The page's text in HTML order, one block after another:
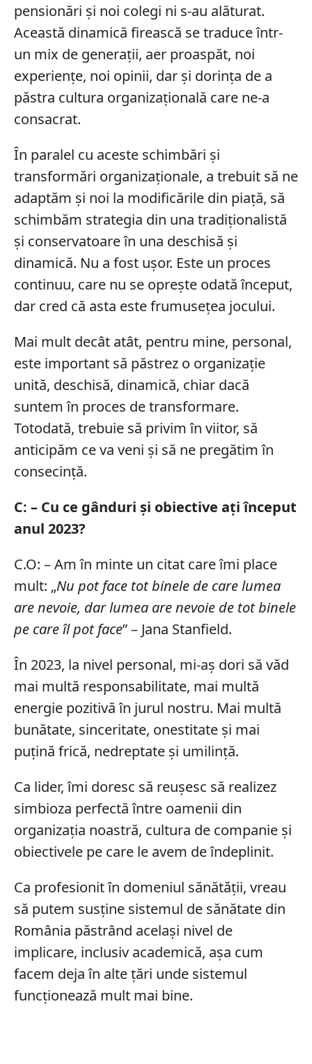
pensionări și noi colegi ni s-au alăturat.
Această dinamică firească se traduce într-
un mix de generații, aer proaspăt, noi
experiențe, noi opinii, dar și dorința de a
păstra cultura organizațională care ne-a
consacrat.
În paralel cu aceste schimbări și
transformări organizaționale, a trebuit să ne
adaptăm și noi la modificările din piață, să
schimbăm strategia din una tradiționalistă
și conservatoare în una deschisă și
dinamică. Nu a fost ușor. Este un proces
continuu, care nu se oprește odată început,
dar cred că asta este frumusețea jocului.
Mai mult decât atât, pentru mine, personal,
este important să păstrez o organizație
unită, deschisă, dinamică, chiar dacă
suntem în proces de transformare.
Totodată, trebuie să privim în viitor, să
anticipăm ce va veni și să ne pregătim în
consecință.
C: – Cu ce gânduri și obiective ați început
anul 2023?
C.O: – Am în minte un citat care îmi place
mult: „Nu pot face tot binele de care lumea
are nevoie, dar lumea are nevoie de tot binele
pe care îl pot face” – Jana Stanfield.
În 2023, la nivel personal, mi-aș dori să văd
mai multă responsabilitate, mai multă
energie pozitivă în jurul nostru. Mai multă
bunătate, sinceritate, onestitate și mai
puțină frică, nedreptate și umilință.
Ca lider, îmi doresc să reușesc să realizez
simbioza perfectă între oamenii din
organizația noastră, cultura de companie și
obiectivele pe care le avem de îndeplinit.
Ca profesionit în domeniul sănătății, vreau
să putem susține sistemul de sănătate din
România păstrând același nivel de
implicare, inclusiv academică, așa cum
facem deja în alte țări unde sistemul
funcționează mult mai bine.